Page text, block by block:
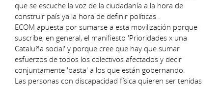
que se escuche la voz de la ciudadanía a la hora de
construir país ya la hora de definir políticas .
ECOM apuesta por sumarse a esta movilización porque
suscribe, en general, el manifiesto 'Prioridades x una
Cataluña social' y porque cree que hay que sumar
esfuerzos de todos los colectivos afectados y decir
conjuntamente 'basta' a los que están gobernando.
Las personas con discapacidad física quieren ser tenidas